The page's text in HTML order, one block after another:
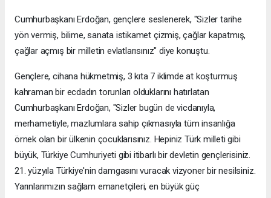
Cumhurbaşkanı Erdoğan, gençlere seslenerek, "Sizler tarihe
yön vermiş, bilime, sanata istikamet çizmiş, çağlar kapatmış,
çağlar açmış bir milletin evlatlarısınız" diye konuştu.
Gençlere, cihana hükmetmiş, 3 kıta 7 iklimde at koşturmuş
kahraman bir ecdadın torunları olduklarını hatırlatan
Cumhurbaşkanı Erdoğan, "Sizler bugün de vicdanıyla,
merhametiyle, mazlumlara sahip çıkmasıyla tüm insanlığa
örnek olan bir ülkenin çocuklarısınız. Hepiniz Türk milleti gibi
büyük, Türkiye Cumhuriyeti gibi itibarlı bir devletin gençlerisiniz.
21. yüzyıla Türkiye'nin damgasını vuracak vizyoner bir nesilsiniz.
Yarınlarımızın sağlam emanetçileri, en büyük güç